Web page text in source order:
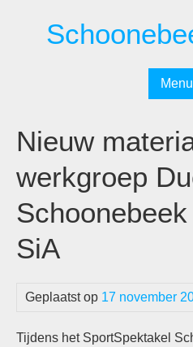
Nieuw
werkgroep
SiA
Geplaatst op 17 november
Tijdens het SportSpektakel